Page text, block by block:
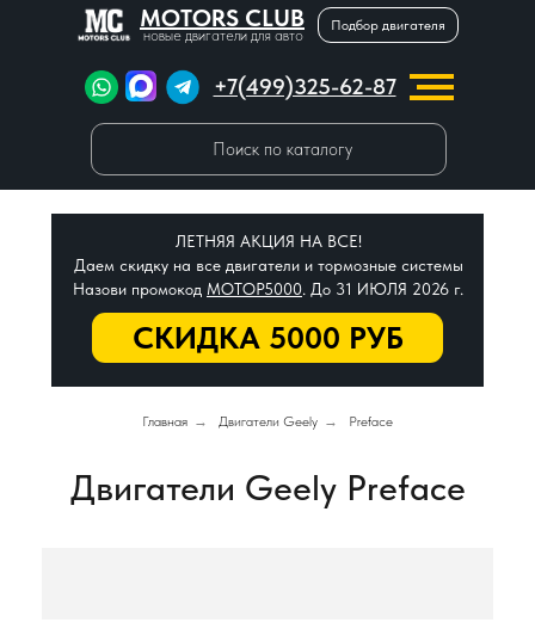
MOTORS CLUB
новые двигатели для авто
Подбор двигателя
+7(499)325-62-87
Поиск по каталогу
СКИДКА 5000 РУБ
ЛЕТНЯЯ АКЦИЯ НА ВСЕ!
Даем скидку на все двигатели и тормозные системы
Назови промокод МОТОР5000. До 31 ИЮЛЯ 2026 г.
Главная → Двигатели Geely → Preface
Двигатели Geely Preface